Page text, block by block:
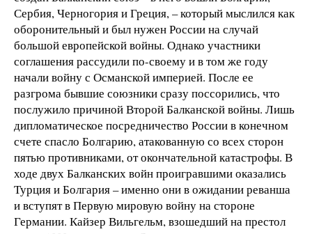
Сербия, Черногория и Греция, – который мыслился как
оборонительный и был нужен России на случай
большой европейской войны. Однако участники
соглашения рассудили по-своему и в том же году
начали войну с Османской империей. После ее
разгрома бывшие союзники сразу поссорились, что
послужило причиной Второй Балканской войны. Лишь
дипломатическое посредничество России в конечном
счете спасло Болгарию, атакованную со всех сторон
пятью противниками, от окончательной катастрофы. В
ходе двух Балканских войн проигравшими оказались
Турция и Болгария – именно они в ожидании реванша
и вступят в Первую мировую войну на стороне
Германии. Кайзер Вильгельм, взошедший на престол